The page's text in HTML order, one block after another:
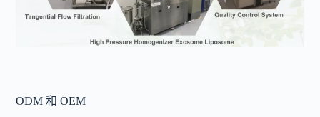
ODM 和 OEM